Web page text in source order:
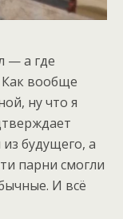
— а где
Как вообще
ну что я
будущего, а
парни смогли
И всё